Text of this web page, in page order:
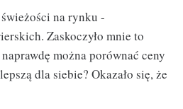
na rynku -
Zaskoczyło mnie to
można porównać ceny
dla siebie? Okazało się, że